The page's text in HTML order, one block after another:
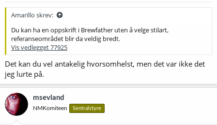
Amarillo skrev:
Du kan ha en oppskrift i Brewfather uten å velge stilart,
referanseområdet blir da veldig bredt.
Vis vedlegget 77925
Det kan du vel antakelig hvorsomhelst, men det var ikke det
jeg lurte på.
msevland
NMKomiteen Sentralstyre